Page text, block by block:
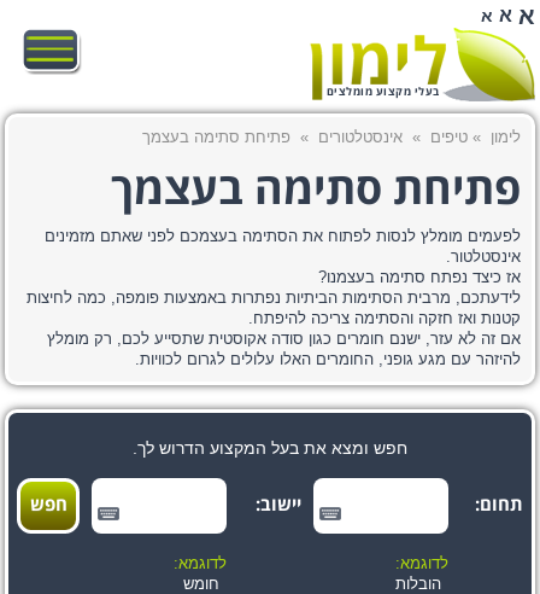
א א א
בעלי מקצוע מומלצים
לימון » טיפים » אינסטלטורים » פתיחת סתימה בעצמך
פתיחת סתימה בעצמך
לפעמים מומלץ לנסות לפתוח את הסתימה בעצמכם לפני שאתם מזמינים
אינסטלטור.
אז כיצד נפתח סתימה בעצמנו?
לידעתכם, מרבית הסתימות הביתיות נפתרות באמצעות פומפה, כמה לחיצות
קטנות ואז חזקה והסתימה צריכה להיפתח.
אם זה לא עזר, ישנם חומרים כגון סודה אקוסטית שתסייע לכם, רק מומלץ
להיזהר עם מגע גופני, החומרים האלו עלולים לגרום לכוויות.
חפש ומצא את בעל המקצוע הדרוש לך.
תחום:
לדוגמא:
הובלות
יישוב:
לדוגמא:
חומש